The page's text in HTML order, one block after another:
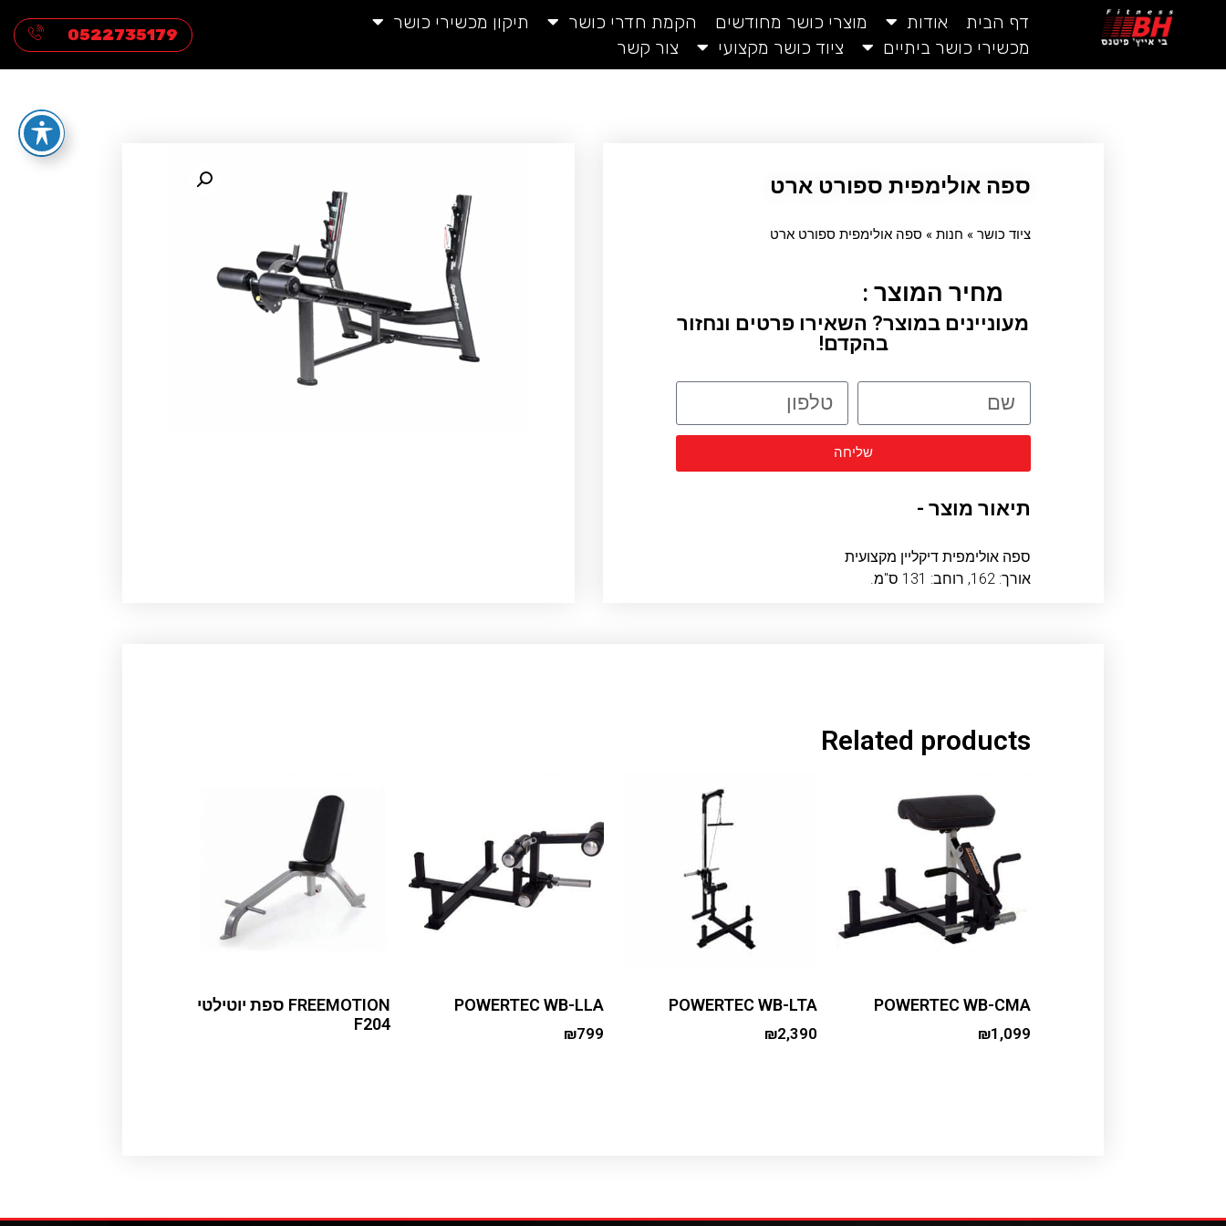
דף הבית אודות מוצרי כושר מחודשים הקמת חדרי כושר
תיקון מכשירי כושר
מכשירי כושר ביתיים
ציוד כושר מקצועי צור קשר
0522735179
ספה אולימפית ספורט ארט
ציוד כושר » חנות » ספה אולימפית ספורט ארט
מחיר המוצר :
מעוניינים במוצר? השאירו פרטים ונחזור
בהקדם!
שליחה
תיאור מוצר -
ספה אולימפית דיקליין מקצועית
אורך: 162, רוחב: 131 ס"מ.
Related products
POWERTEC WB-CMA
₪1,099
POWERTEC WB-LTA
₪2,390
POWERTEC WB-LLA
₪799
FREEMOTION ספת יוטילטי
F204